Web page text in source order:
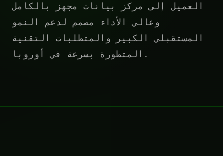
العميل إلى مركز بيانات مجهز بالكامل
وعالي الأداء مصمم لدعم النمو
المستقبلي الكبير والمتطلبات التقنية
المتطورة بسرعة في أوروبا.